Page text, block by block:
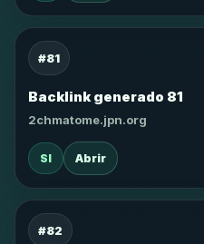
#81
Backlink generado 81
2chmatome.jpn.org
SI Abrir
#82